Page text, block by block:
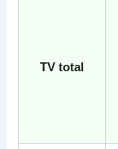
TV total